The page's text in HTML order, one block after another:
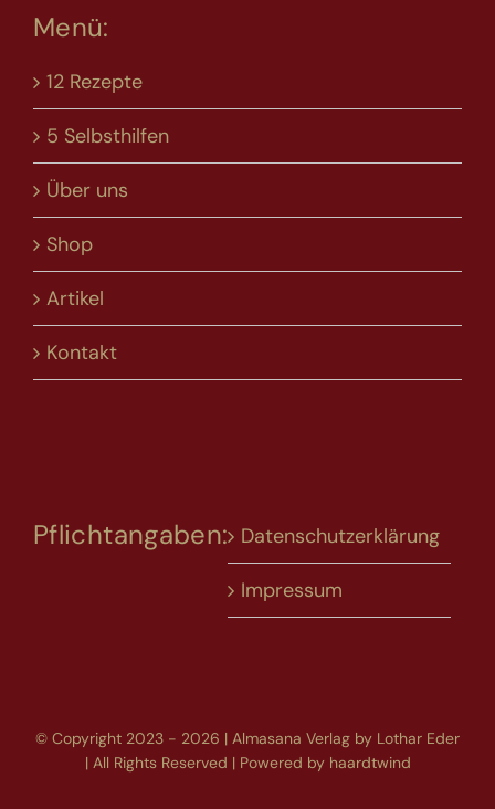
Menü:
12 Rezepte
5 Selbsthilfen
Über uns
Shop
Artikel
Kontakt
Pflichtangaben: Datenschutzerklärung
Impressum
© Copyright 2023 - 2026 | Almasana Verlag by Lothar Eder
| All Rights Reserved | Powered by haardtwind